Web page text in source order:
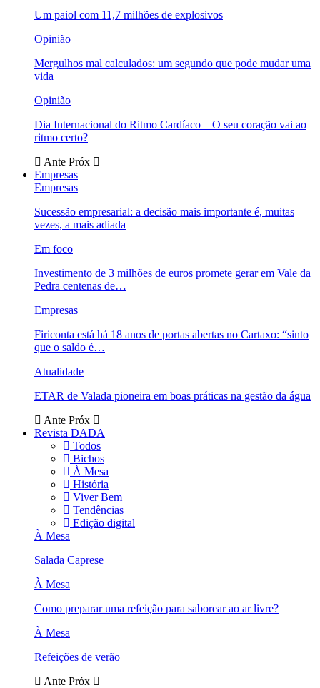
Um paiol com 11,7 milhões de explosivos
Opinião
Mergulhos mal calculados: um segundo que pode mudar uma
vida
Opinião
Dia Internacional do Ritmo Cardíaco – O seu coração vai ao
ritmo certo?
Ante Próx
Empresas
Empresas
Sucessão empresarial: a decisão mais importante é, muitas
vezes, a mais adiada
Em foco
Investimento de 3 milhões de euros promete gerar em Vale da
Pedra centenas de…
Empresas
Firiconta está há 18 anos de portas abertas no Cartaxo: “sinto
que o saldo é…
Atualidade
ETAR de Valada pioneira em boas práticas na gestão da água
Ante Próx
Revista DADA
Todos
Bichos
À Mesa
História
Viver Bem
Tendências
Edição digital
À Mesa
Salada Caprese
À Mesa
Como preparar uma refeição para saborear ao ar livre?
À Mesa
Refeições de verão
Ante Próx